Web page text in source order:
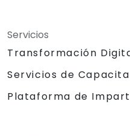
Servicios
Transformación
Servicios de
Plataforma de